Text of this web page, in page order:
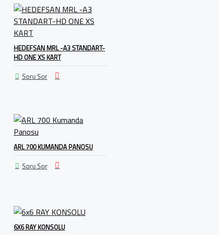
HEDEFSAN MRL -A3 STANDART-
HD ONE XS KART
Soru Sor
ARL 700 KUMANDA PANOSU
Soru Sor
6X6 RAY KONSOLU